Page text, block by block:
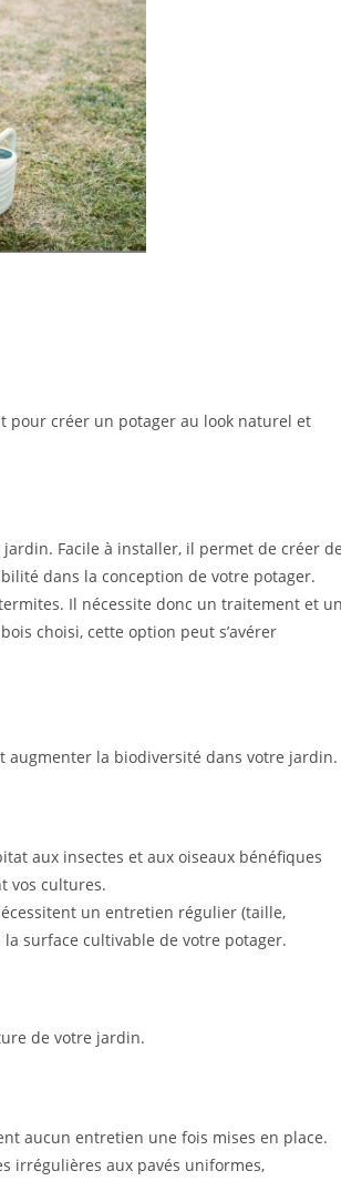
pour créer un potager au look naturel et
Facile à installer, il permet de créer
dans la conception de votre potager.
Il nécessite donc un traitement et
choisi, cette option peut s’avérer
la biodiversité dans votre jardin.
aux insectes et aux oiseaux bénéfiques
vos cultures.
un entretien régulier (taille,
surface cultivable de votre potager.
de votre jardin.
aucun entretien une fois mises en place.
irrégulières aux pavés uniformes,